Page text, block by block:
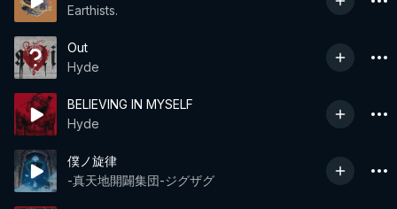
Earthists.
Out
Hyde
BELIEVING IN MYSELF
Hyde
僕ノ旋律
-真天地開闢集団-ジグザグ